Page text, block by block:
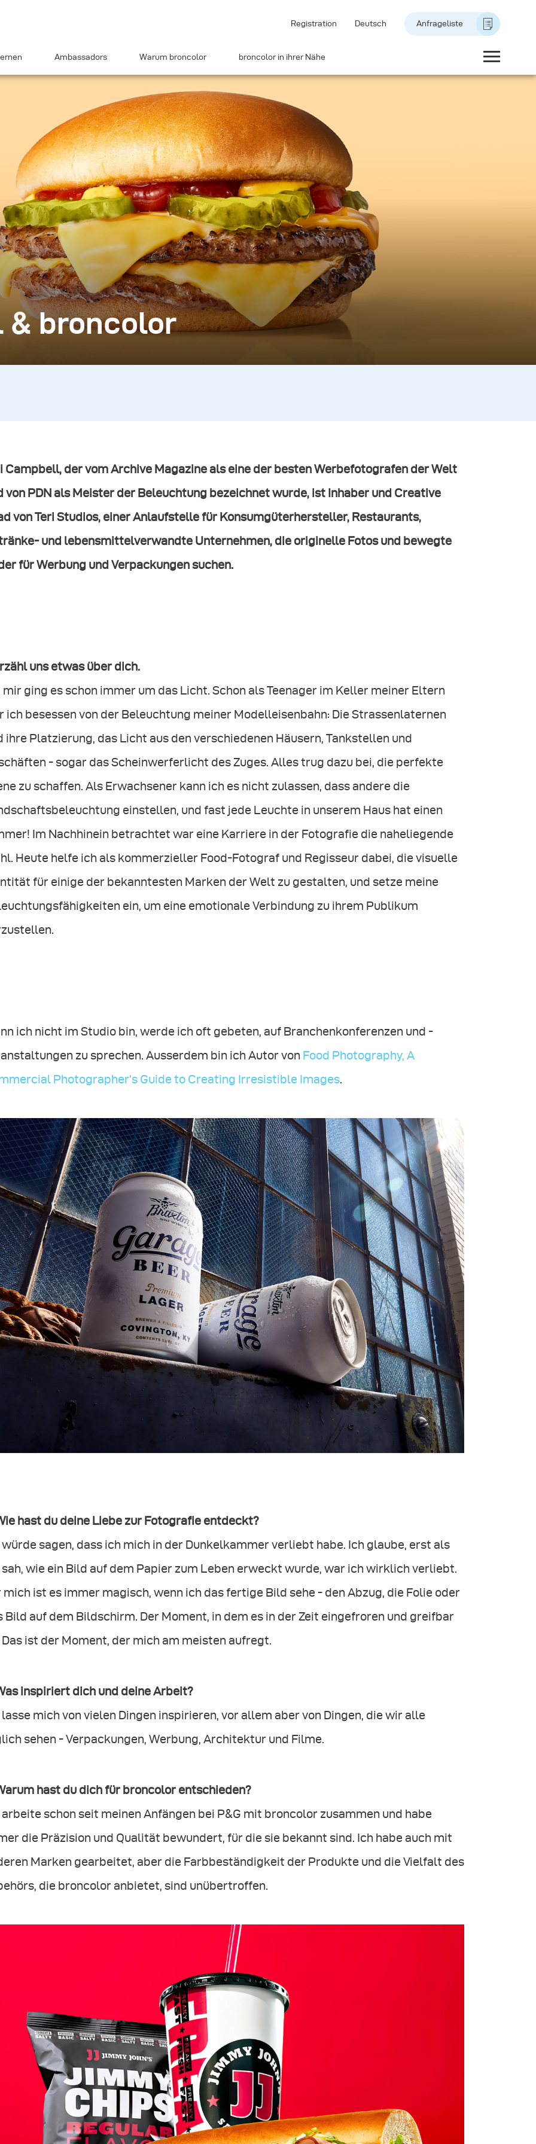
Registration Deutsch Anfrageliste
Ambassadors Warum broncolor broncolor in ihrer Nähe
& broncolor
Campbell, der vom Archive Magazine als eine der besten Werbefotografen der Welt
von PDN als Meister der Beleuchtung bezeichnet wurde, ist Inhaber und Creative
von Teri Studios, einer Anlaufstelle für Konsumgüterhersteller, Restaurants,
und lebensmittelverwandte Unternehmen, die originelle Fotos und bewegte
für Werbung und Verpackungen suchen.
uns etwas über dich.
mir ging es schon immer um das Licht. Schon als Teenager im Keller meiner Eltern
ich besessen von der Beleuchtung meiner Modelleisenbahn: Die Strassenlaternen
ihre Platzierung, das Licht aus den verschiedenen Häusern, Tankstellen und
- sogar das Scheinwerferlicht des Zuges. Alles trug dazu bei, die perfekte
zu schaffen. Als Erwachsener kann ich es nicht zulassen, dass andere die
einstellen, und fast jede Leuchte in unserem Haus hat einen
Im Nachhinein betrachtet war eine Karriere in der Fotografie die naheliegende
Heute helfe ich als kommerzieller Food-Fotograf und Regisseur dabei, die visuelle
für einige der bekanntesten Marken der Welt zu gestalten, und setze meine
ein, um eine emotionale Verbindung zu ihrem Publikum
ich nicht im Studio bin, werde ich oft gebeten, auf Branchenkonferenzen und -
zu sprechen. Ausserdem bin ich Autor von Food Photography, A
Photographer’s Guide to Creating Irresistible Images.
hast du deine Liebe zur Fotografie entdeckt?
würde sagen, dass ich mich in der Dunkelkammer verliebt habe. Ich glaube, erst als
wie ein Bild auf dem Papier zum Leben erweckt wurde, war ich wirklich verliebt.
mich ist es immer magisch, wenn ich das fertige Bild sehe - den Abzug, die Folie oder
Bild auf dem Bildschirm. Der Moment, in dem es in der Zeit eingefroren und greifbar
ist der Moment, der mich am meisten aufregt.
inspiriert dich und deine Arbeit?
mich von vielen Dingen inspirieren, vor allem aber von Dingen, die wir alle
sehen - Verpackungen, Werbung, Architektur und Filme.
hast du dich für broncolor entschieden?
arbeite schon seit meinen Anfängen bei P&G mit broncolor zusammen und habe
die Präzision und Qualität bewundert, für die sie bekannt sind. Ich habe auch mit
Marken gearbeitet, aber die Farbbeständigkeit der Produkte und die Vielfalt des
die broncolor anbietet, sind unübertroffen.